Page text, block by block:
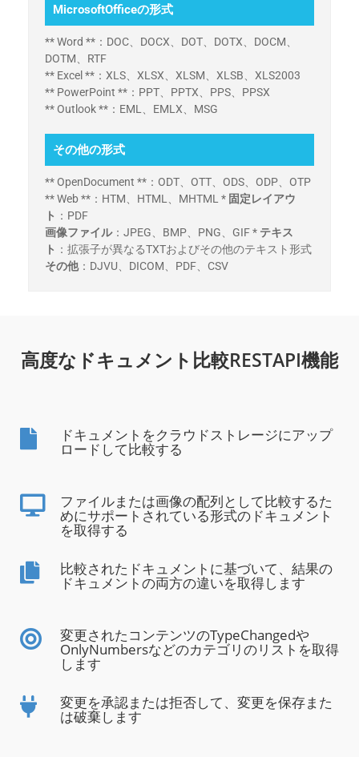
MicrosoftOfficeの形式
** Word **：DOC、DOCX、DOT、DOTX、DOCM、
DOTM、RTF
** Excel **：XLS、XLSX、XLSM、XLSB、XLS2003
** PowerPoint **：PPT、PPTX、PPS、PPSX
** Outlook **：EML、EMLX、MSG
その他の形式
** OpenDocument **：ODT、OTT、ODS、ODP、OTP
** Web **：HTM、HTML、MHTML * 固定レイアウ
ト ：PDF
画像ファイル：JPEG、BMP、PNG、GIF * テキス
ト ：拡張子が異なるTXTおよびその他のテキスト形式
その他：DJVU、DICOM、PDF、CSV
高度なドキュメント比較RESTAPI機能
ドキュメントをクラウドストレージにアップ
ロードして比較する
ファイルまたは画像の配列として比較するた
めにサポートされている形式のドキュメント
を取得する
比較されたドキュメントに基づいて、結果の
ドキュメントの両方の違いを取得します
変更されたコンテンツのTypeChangedや
OnlyNumbersなどのカテゴリのリストを取得
します
変更を承認または拒否して、変更を保存また
は破棄します